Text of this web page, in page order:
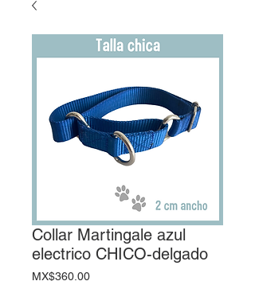
Collar Martingale azul
electrico CHICO-delgado
MX$360.00Price